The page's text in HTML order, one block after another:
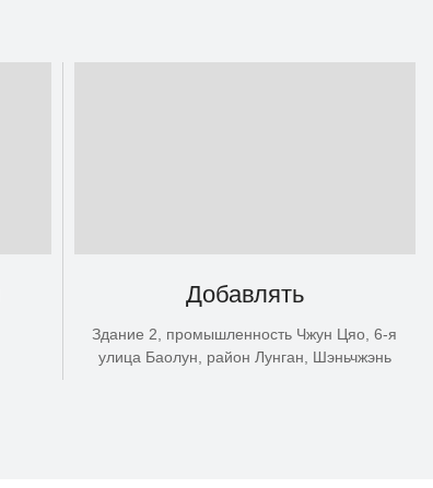
Добавлять
Здание 2, промышленность Чжун Цяо, 6-я
улица Баолун, район Лунган, Шэньчжэнь